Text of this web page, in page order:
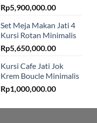
Rp5,900,000.00
Set Meja Makan Jati 4
Kursi Rotan Minimalis
Rp5,650,000.00
Kursi Cafe Jati Jok
Krem Boucle Minimalis
Rp1,000,000.00